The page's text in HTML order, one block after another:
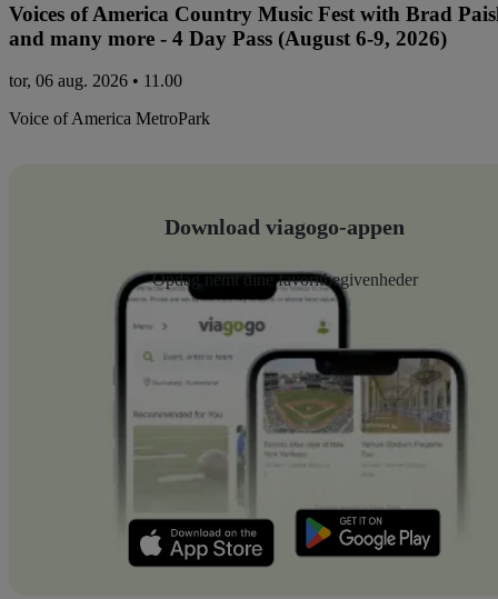
Voices of America Country Music Fest with Brad
and many more - 4 Day Pass (August 6-9, 2026)
tor, 06 aug. 2026 • 11.00
Voice of America MetroPark
Download viagogo-appen
Opdag nemt dine favoritbegivenheder